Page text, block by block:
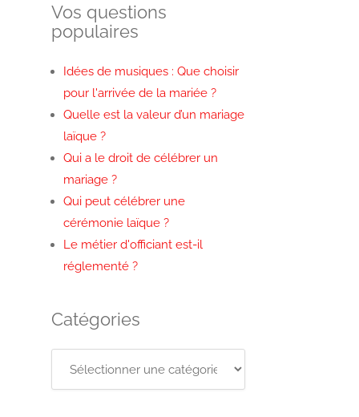
Vos questions
populaires
Idées de musiques : Que choisir
pour l'arrivée de la mariée ?
Quelle est la valeur d’un mariage
laïque ?
Qui a le droit de célébrer un
mariage ?
Qui peut célébrer une
cérémonie laïque ?
Le métier d'officiant est-il
réglementé ?
Catégories